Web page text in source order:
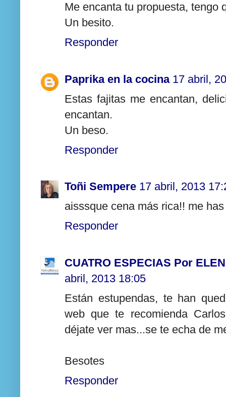
Me encanta tu propuesta, tengo
Un besito.
Responder
Paprika en la cocina 17 abril,
Estas fajitas me encantan,
encantan.
Un beso.
Responder
Toñi Sempere 17 abril, 2013
aisssque cena más rica!! me
Responder
CUATRO ESPECIAS Por
abril, 2013 18:05
Están estupendas, te han
web que te recomienda
déjate ver mas...se te echa de
Besotes
Responder